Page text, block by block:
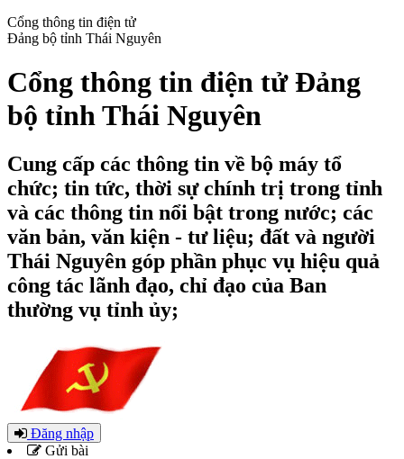
Cổng thông tin điện tử
Đảng bộ tỉnh Thái Nguyên
Cổng thông tin điện tử Đảng
bộ tỉnh Thái Nguyên
Cung cấp các thông tin về bộ máy tổ
chức; tin tức, thời sự chính trị trong tỉnh
và các thông tin nổi bật trong nước; các
văn bản, văn kiện - tư liệu; đất và người
Thái Nguyên góp phần phục vụ hiệu quả
công tác lãnh đạo, chỉ đạo của Ban
thường vụ tỉnh ủy;
Đăng nhập
Gửi bài